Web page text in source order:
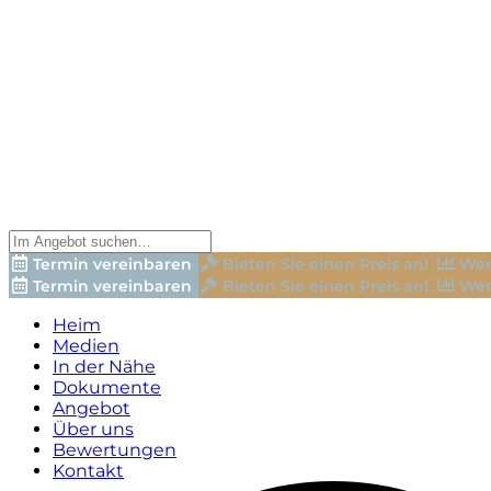
Termin vereinbaren Bieten Sie einen Preis an!
Termin vereinbaren
Bieten Sie einen Preis an!
Heim
Medien
In der Nähe
Dokumente
Angebot
Über uns
Bewertungen
Kontakt